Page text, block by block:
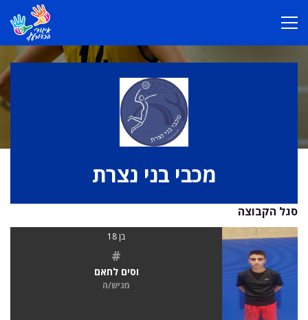
מכבי בני נצרת
סגל הקבוצה
בן 18
#
וסים לחאם
מגיש/ה